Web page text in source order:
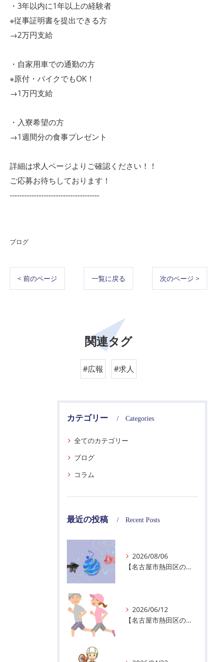
・3年以内に1年以上の経験者
※従事証明書を提出できる方
→2万円支給
・自家用車での通勤の方
※原付・バイクでもOK！
→1万円支給
・入寮希望の方
→1週間分の食事プレゼント
詳細は求人ページよりご確認ください！！
ご応募お待ちしております！
-------------------------------------
ブログ
< 前のページ 一覧に戻る 次のページ >
関連タグ
#広報 #求人
カテゴリー Categories
全てのカテゴリー
ブログ
コラム
最近の投稿 Recent Posts
2026/08/06
【名古屋市熱田区の警備会社】夏季休業のお知らせ
2026/06/12
【名古屋市熱田区の警備会社】暑熱順化で熱中症対策を！